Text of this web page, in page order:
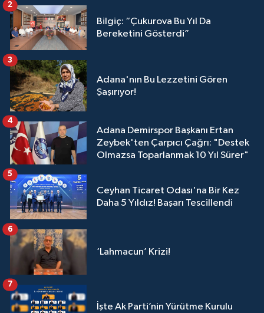
Bilgiç: “Çukurova Bu Yıl Da
Bereketini Gösterdi”
2
Adana'nın Bu Lezzetini Gören
Şaşırıyor!
3
Adana Demirspor Başkanı Ertan
Zeybek'ten Çarpıcı Çağrı: "Destek
Olmazsa Toparlanmak 10 Yıl Sürer"
4
Ceyhan Ticaret Odası'na Bir Kez
Daha 5 Yıldız! Başarı Tescillendi
5
‘Lahmacun’ Krizi!
6
İşte Ak Parti’nin Yürütme Kurulu
7